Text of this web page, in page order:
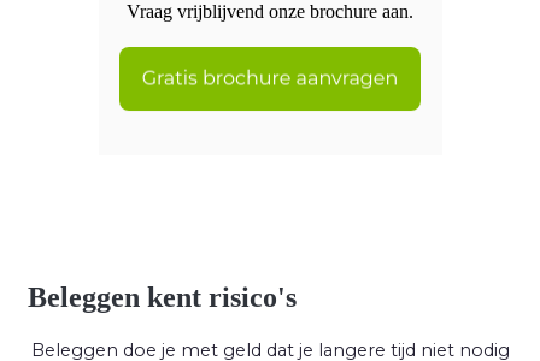
Vraag vrijblijvend onze brochure aan.
Beleggen kent risico's
Beleggen doe je met geld dat je langere tijd niet nodig